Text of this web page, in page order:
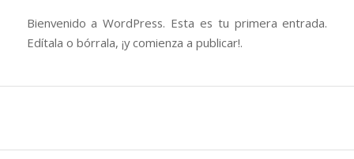
Bienvenido a WordPress. Esta es tu primera entrada.
Edítala o bórrala, ¡y comienza a publicar!.